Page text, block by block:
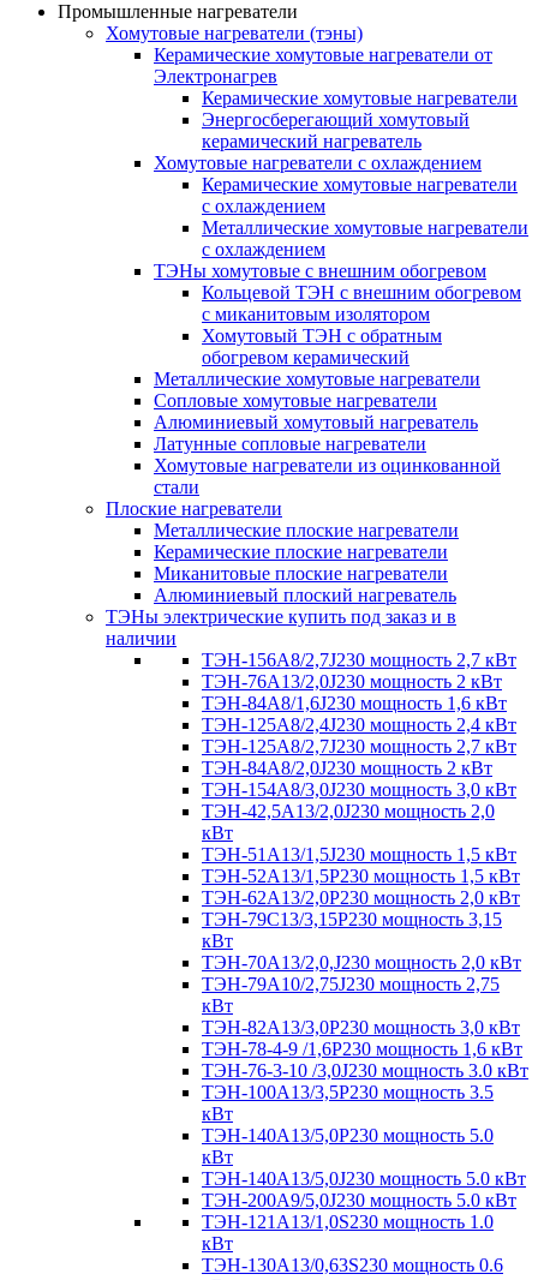
Промышленные нагреватели
Хомутовые нагреватели (тэны)
Керамические хомутовые нагреватели от
Электронагрев
Керамические хомутовые нагреватели
Энергосберегающий хомутовый
керамический нагреватель
Хомутовые нагреватели с охлаждением
Керамические хомутовые нагреватели
с охлаждением
Металлические хомутовые нагреватели
с охлаждением
ТЭНы хомутовые с внешним обогревом
Кольцевой ТЭН с внешним обогревом
с миканитовым изолятором
Хомутовый ТЭН с обратным
обогревом керамический
Металлические хомутовые нагреватели
Сопловые хомутовые нагреватели
Алюминиевый хомутовый нагреватель
Латунные сопловые нагреватели
Хомутовые нагреватели из оцинкованной
стали
Плоские нагреватели
Металлические плоские нагреватели
Керамические плоские нагреватели
Миканитовые плоские нагреватели
Алюминиевый плоский нагреватель
ТЭНы электрические купить под заказ и в
наличии
ТЭН-156А8/2,7J230 мощность 2,7 кВт
ТЭН-76А13/2,0J230 мощность 2 кВт
ТЭН-84А8/1,6J230 мощность 1,6 кВт
ТЭН-125А8/2,4J230 мощность 2,4 кВт
ТЭН-125А8/2,7J230 мощность 2,7 кВт
ТЭН-84А8/2,0J230 мощность 2 кВт
ТЭН-154А8/3,0J230 мощность 3,0 кВт
ТЭН-42,5А13/2,0J230 мощность 2,0
кВт
ТЭН-51А13/1,5J230 мощность 1,5 кВт
ТЭН-52А13/1,5Р230 мощность 1,5 кВт
ТЭН-62А13/2,0Р230 мощность 2,0 кВт
ТЭН-79С13/3,15Р230 мощность 3,15
кВт
ТЭН-70А13/2,0,J230 мощность 2,0 кВт
ТЭН-79А10/2,75J230 мощность 2,75
кВт
ТЭН-82А13/3,0Р230 мощность 3,0 кВт
ТЭН-78-4-9 /1,6P230 мощность 1,6 кВт
ТЭН-76-3-10 /3,0J230 мощность 3.0 кВт
ТЭН-100А13/3,5Р230 мощность 3.5
кВт
ТЭН-140А13/5,0Р230 мощность 5.0
кВт
ТЭН-140А13/5,0J230 мощность 5.0 кВт
ТЭН-200А9/5,0J230 мощность 5.0 кВт
ТЭН-121А13/1,0S230 мощность 1.0
кВт
ТЭН-130А13/0,63S230 мощность 0.6